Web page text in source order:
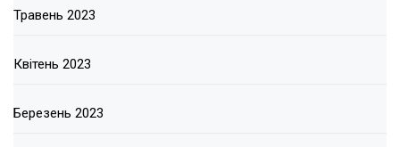
Травень 2023
Квітень 2023
Березень 2023